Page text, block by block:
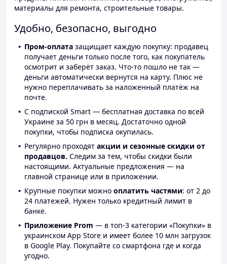
материалы для ремонта, строительные товары.
Удобно, безопасно, выгодно
Пром-оплата защищает каждую покупку: продавец
получает деньги только после того, как покупатель
осмотрит и заберёт заказ. Что-то пошло не так —
деньги автоматически вернутся на карту. Плюс не
нужно переплачивать за наложенный платёж на
почте.
С подпиской Smart — бесплатная доставка по всей
Украине за 50 грн в месяц. Достаточно одной
покупки, чтобы подписка окупилась.
Регулярно проходят акции и сезонные скидки от
продавцов. Следим за тем, чтобы скидки были
настоящими. Актуальные предложения — на
главной странице или в приложении.
Крупные покупки можно оплатить частями: от 2 до
24 платежей. Нужен только кредитный лимит в
банке.
Приложение Prom — в топ-3 категории «Покупки» в
украинском App Store и имеет более 10 млн загрузок
в Google Play. Покупайте со смартфона где и когда
угодно.